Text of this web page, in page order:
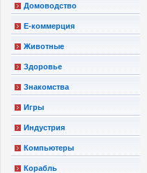
Домоводство
Е-коммерция
Животные
Здоровье
Знакомства
Игры
Индустрия
Компьютеры
Корабль